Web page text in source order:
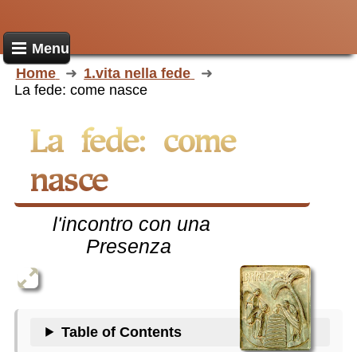
Menu
Home
1.vita nella fede
La fede: come nasce
La fede: come
nasce
l'incontro con una
Presenza
Table of Contents